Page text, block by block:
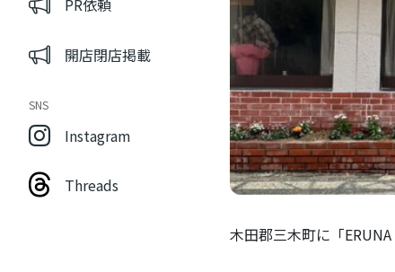
PR依頼
開店閉店掲載
SNS
Instagram
Threads
木田郡三木町に「